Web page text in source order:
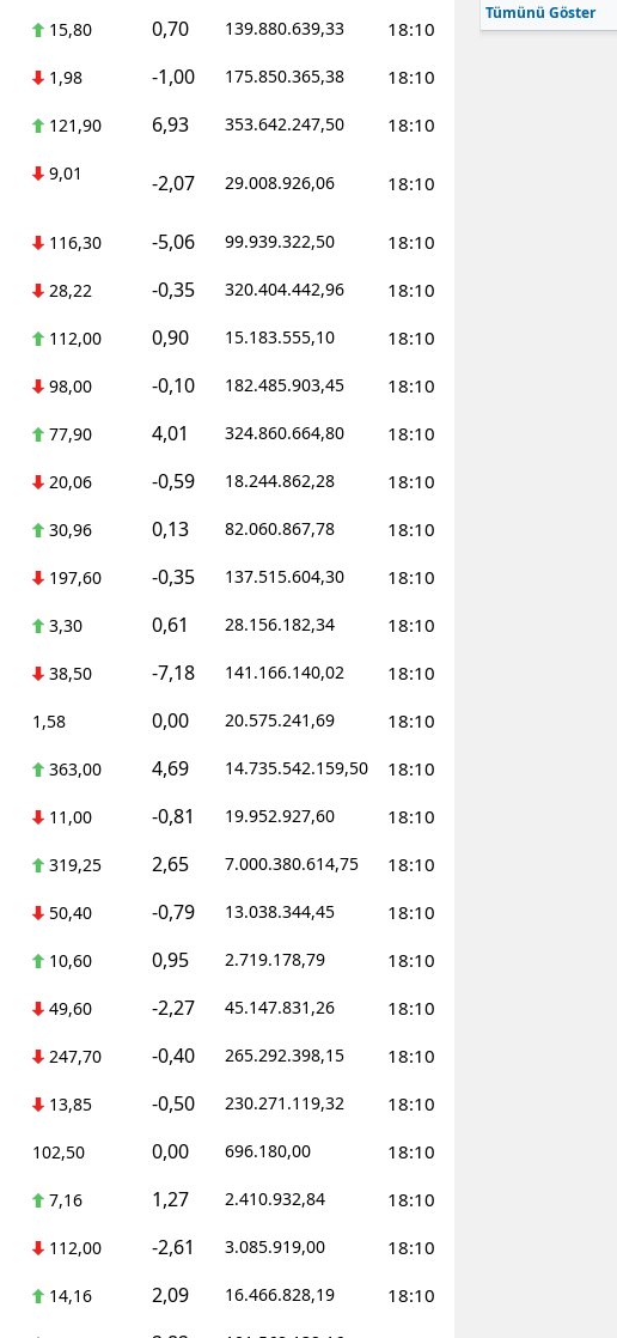
15,80 0,70 139.880.639,33 18:10
1,98 -1,00 175.850.365,38 18:10
121,90 6,93 353.642.247,50 18:10
9,01 -2,07 29.008.926,06 18:10
116,30 -5,06 99.939.322,50 18:10
28,22 -0,35 320.404.442,96 18:10
112,00 0,90 15.183.555,10 18:10
98,00 -0,10 182.485.903,45 18:10
77,90 4,01 324.860.664,80 18:10
20,06 -0,59 18.244.862,28 18:10
30,96 0,13 82.060.867,78 18:10
197,60 -0,35 137.515.604,30 18:10
3,30 0,61 28.156.182,34 18:10
38,50 -7,18 141.166.140,02 18:10
1,58 0,00 20.575.241,69 18:10
363,00 4,69 14.735.542.159,50 18:10
11,00 -0,81 19.952.927,60 18:10
319,25 2,65 7.000.380.614,75 18:10
50,40 -0,79 13.038.344,45 18:10
10,60 0,95 2.719.178,79 18:10
49,60 -2,27 45.147.831,26 18:10
247,70 -0,40 265.292.398,15 18:10
13,85 -0,50 230.271.119,32 18:10
102,50 0,00 696.180,00 18:10
7,16 1,27 2.410.932,84 18:10
112,00 -2,61 3.085.919,00 18:10
14,16 2,09 16.466.828,19 18:10
Tümünü Göster